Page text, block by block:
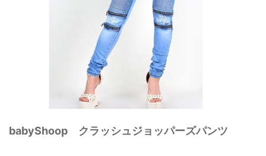
babyShoop クラッシュジョッパーズパンツ